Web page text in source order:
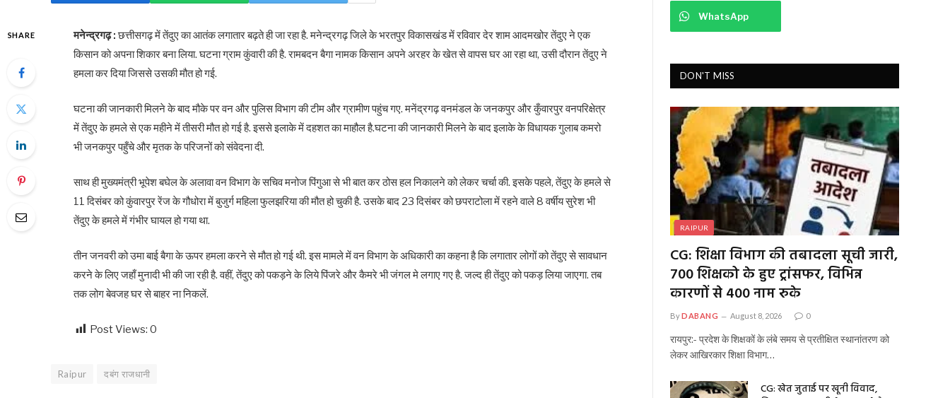
SHARE मनेन्द्रगढ़ :छत्तीसगढ़ में तेंदुए का आतंक लगातार बढ़ते ही जा रहा है. मनेन्द्रगढ़ जिले के भरतपुर विकासखंड में रविवार देर शाम आदमखोर तेंदुए ने एक
किसान को अपना शिकार बना लिया. घटना ग्राम कुंवारी की है. रामबदन बैगा नामक किसान अपने अरहर के खेत से वापस घर आ रहा था, उसी दौरान तेंदुए ने
हमला कर दिया जिससे उसकी मौत हो गई.
घटना की जानकारी मिलने के बाद मौके पर वन और पुलिस विभाग की टीम और ग्रामीण पहुंच गए. मनेंद्रगढ़ वनमंडल के जनकपुर और कुँवारपुर वनपरिक्षेत्र
में तेंदुए के हमले से एक महीने में तीसरी मौत हो गई है. इससे इलाके में दहशत का माहौल है.घटना की जानकारी मिलने के बाद इलाके के विधायक गुलाब कमरो
भी जनकपुर पहुँचे और मृतक के परिजनों को संवेदना दी.
साथ ही मुख्यमंत्री भूपेश बघेल के अलावा वन विभाग के सचिव मनोज पिंगुआ से भी बात कर ठोस हल निकालने को लेकर चर्चा की. इसके पहले, तेंदुए के हमले से
11 दिसंबर को कुंवारपुर रेंज के गौधोरा में बुजुर्ग महिला फुलझरिया की मौत हो चुकी है. उसके बाद 23 दिसंबर को छपराटोला में रहने वाले 8 वर्षीय सुरेश भी
तेंदुए के हमले में गंभीर घायल हो गया था.
तीन जनवरी को उमा बाई बैगा के ऊपर हमला करने से मौत हो गई थी. इस मामले में वन विभाग के अधिकारी का कहना है कि लगातार लोगों को तेंदुए से सावधान
करने के लिए जहाँ मुनादी भी की जा रही है. वहीं, तेंदुए को पकड़ने के लिये पिंजरे और कैमरे भी जंगल मे लगाए गए है. जल्द ही तेंदुए को पकड़ लिया जाएगा. तब
तक लोग बेवजह घर से बाहर ना निकलें.
Post Views: 0
Raipur दबंग राजधानी
WhatsApp
DON'T MISS
RAIPUR
CG: शिक्षा विभाग की तबादला सूची जारी,
700 शिक्षको के हुए ट्रांसफर, विभिन्न
कारणों से 400 नाम रुके
ByDABANG August 8, 2026 0
रायपुर:- प्रदेश के शिक्षकों के लंबे समय से प्रतीक्षित स्थानांतरण को
लेकर आखिरकार शिक्षा विभाग…
CG: खेत जुताई पर खूनी विवाद,